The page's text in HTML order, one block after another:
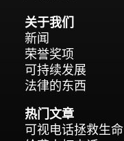
关于我们
新闻
荣誉奖项
可持续发展
法律的东西
热门文章
可视电话拯救生命